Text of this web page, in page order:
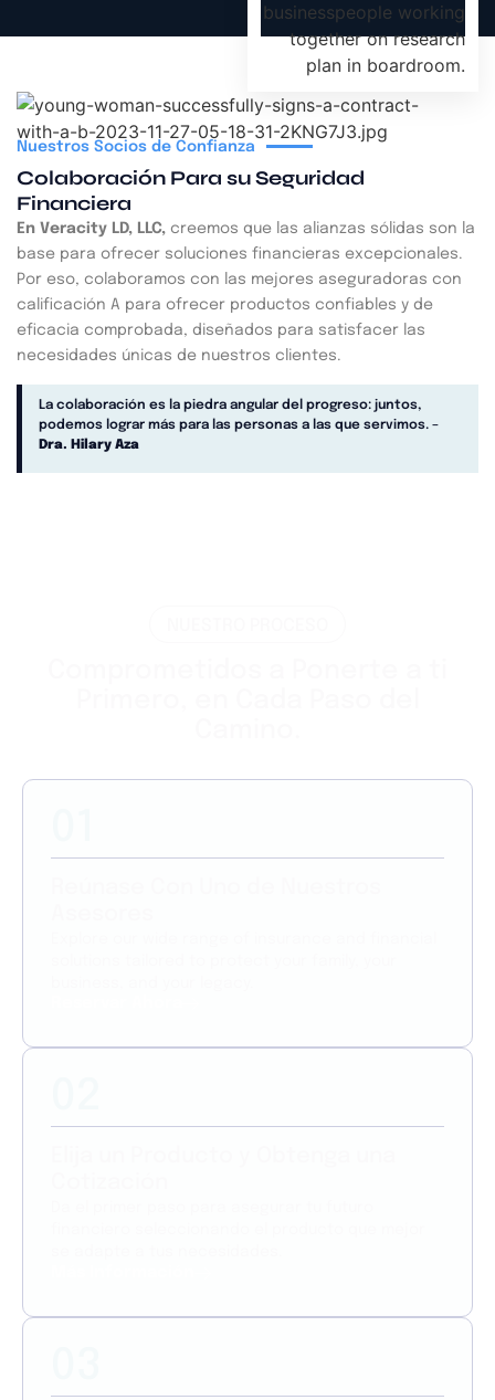
Nuestros Socios de Confianza
Colaboración Para su Seguridad
Financiera
En Veracity LD, LLC, creemos que las alianzas sólidas son la
base para ofrecer soluciones financieras excepcionales.
Por eso, colaboramos con las mejores aseguradoras con
calificación A para ofrecer productos confiables y de
eficacia comprobada, diseñados para satisfacer las
necesidades únicas de nuestros clientes.
La colaboración es la piedra angular del progreso: juntos,
podemos lograr más para las personas a las que servimos. –
Dra. Hilary Aza